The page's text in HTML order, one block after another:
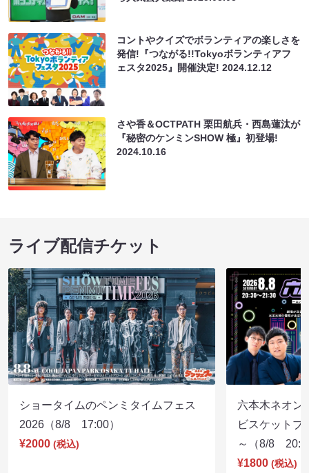
コントやクイズでボランティアの楽しさを
発信!『つながる!!Tokyoボランティアフ
ェスタ2025』開催決定!2024.12.12
さや香＆OCTPATH 栗田航兵・西島蓮汰が
『秘密のケンミンSHOW 極』初登場!
2024.10.16
ライブ配信チケット
ショータイムのペンミタイムフェス
2026（8/8 17:00）
¥2000 (税込)
六本木ネオン
ビスケットブ
～（8/8
¥1800 (税込)